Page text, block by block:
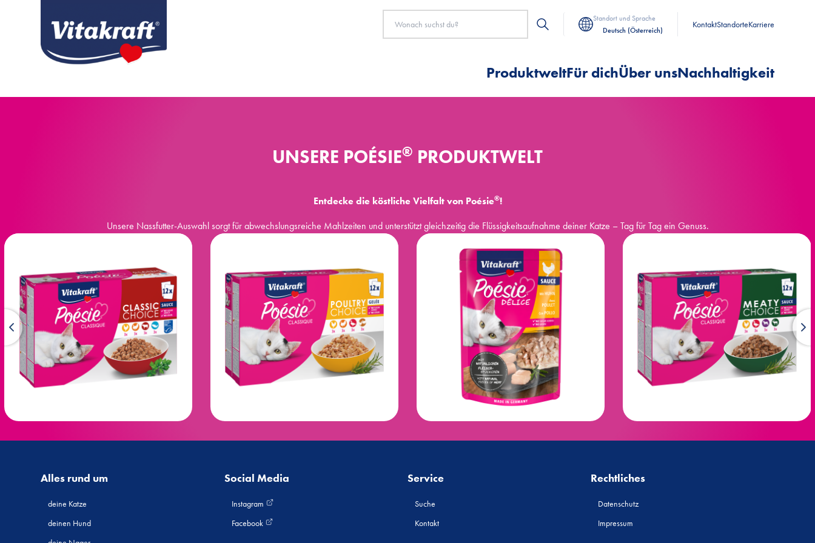
Standort und Sprache
Deutsch (Österreich)
KontaktStandorteKarriere
ProduktweltFür dichÜber unsNachhaltigkeit
UNSERE POÉSIE® PRODUKTWELT
Entdecke die köstliche Vielfalt von Poésie®!
Unsere Nassfutter-Auswahl sorgt für abwechslungsreiche Mahlzeiten und unterstützt gleichzeitig die Flüssigkeitsaufnahme deiner Katze – Tag für Tag ein Genuss.
Alles rund um
deine Katze
deinen Hund
Social Media
Instagram
Facebook
Service
Suche
Kontakt
Rechtliches
Datenschutz
Impressum